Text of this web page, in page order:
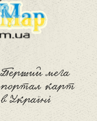
Перший мега
портал карт
в Україні